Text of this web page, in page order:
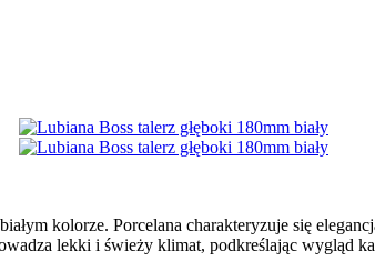
kolorze. Porcelana charakteryzuje się
lekki i świeży klimat, podkreślając wygląd